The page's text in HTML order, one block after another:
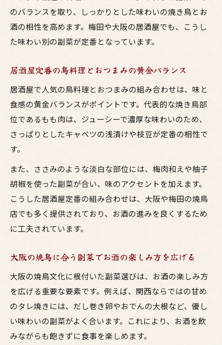
のバランスを取り、しっかりとした味わいの焼き鳥とお
酒の相性を高めます。梅田や大阪の居酒屋でも、こうし
た味わい別の副菜が定番となっています。
居酒屋定番の鳥料理とおつまみの黄金バランス
居酒屋で人気の鳥料理とおつまみの組み合わせは、味と
食感の黄金バランスがポイントです。代表的な焼き鳥部
位であるもも肉は、ジューシーで濃厚な味わいのため、
さっぱりとしたキャベツの浅漬けや枝豆が定番の相性で
す。
また、ささみのような淡白な部位には、梅肉和えや柚子
胡椒を使った副菜が合い、味のアクセントを加えます。
こうした居酒屋定番の組み合わせは、大阪や梅田の焼鳥
店でも多く提供されており、お酒の進みを良くするため
に工夫されています。
大阪の焼鳥に合う副菜でお酒の楽しみ方を広げる
大阪の焼鳥文化に根付いた副菜選びは、お酒の楽しみ方
を広げる重要な要素です。例えば、関西ならではの甘め
のタレ焼きには、だし巻き卵やおでんの大根など、優し
い味わいの副菜がよく合います。これにより、お酒を飲
みながらも飽きずに食事を楽しめます。